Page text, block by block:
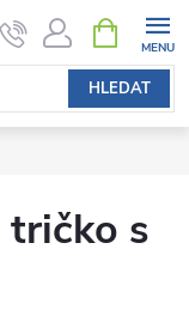
HLEDAT
NÁKUPNÍ
KOŠÍK
tričko s